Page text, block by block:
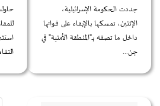
جددت الحكومة الإسرائيلية،
الإثنين، تمسكها بالإبقاء على قواتها
داخل ما تصفه بـ"المنطقة الأمنية" في
جن...